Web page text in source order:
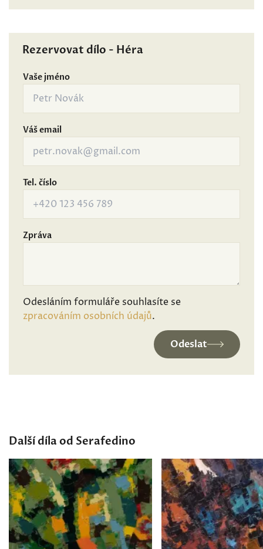
Rezervovat dílo - Héra
Vaše jméno
Váš email
Tel. číslo
Zpráva
Odesláním formuláře souhlasíte se
zpracováním osobních údajů.
Odeslat
Další díla od Serafedino